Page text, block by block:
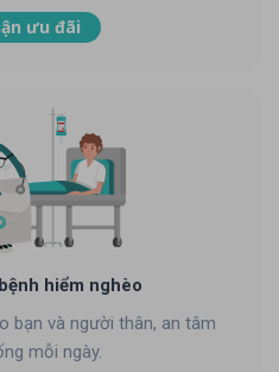
ưu đãi
hiểm nghèo
bạn và người thân, an tâm
mỗi ngày.